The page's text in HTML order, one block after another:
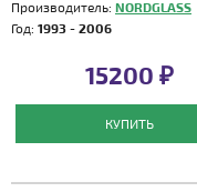
Производитель: NORDGLASS
Год: 1993 - 2006
15200 ₽
КУПИТЬ